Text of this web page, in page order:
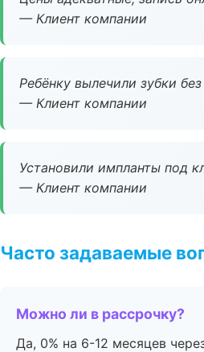
— Клиент компании
Ребёнку вылечили зубки
— Клиент компании
Установили импланты под
— Клиент компании
Часто задаваемые
Можно ли в рассрочку?
Да, 0% на 6-12 месяцев